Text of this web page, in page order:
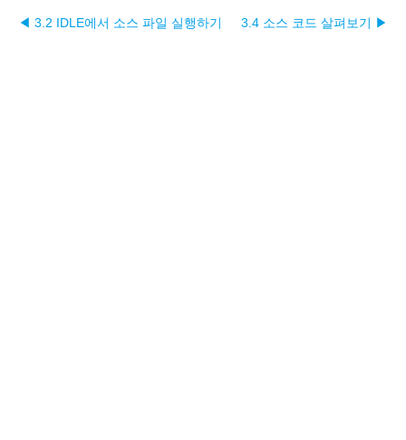
◀ 3.2 IDLE에서 소스 파일 실행하기 3.4 소스 코드 살펴보기 ▶︎